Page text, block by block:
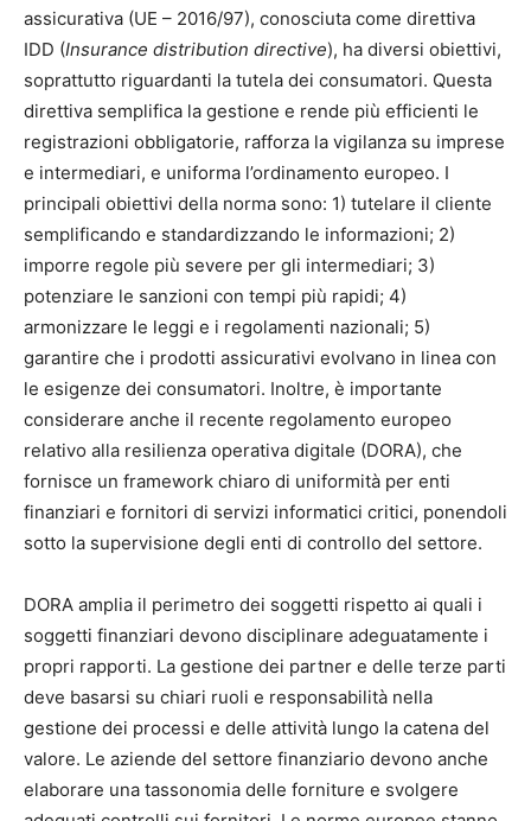
assicurativa (UE – 2016/97), conosciuta come direttiva
IDD (Insurance distribution directive), ha diversi obiettivi,
soprattutto riguardanti la tutela dei consumatori. Questa
direttiva semplifica la gestione e rende più efficienti le
registrazioni obbligatorie, rafforza la vigilanza su imprese
e intermediari, e uniforma l’ordinamento europeo. I
principali obiettivi della norma sono: 1) tutelare il cliente
semplificando e standardizzando le informazioni; 2)
imporre regole più severe per gli intermediari; 3)
potenziare le sanzioni con tempi più rapidi; 4)
armonizzare le leggi e i regolamenti nazionali; 5)
garantire che i prodotti assicurativi evolvano in linea con
le esigenze dei consumatori. Inoltre, è importante
considerare anche il recente regolamento europeo
relativo alla resilienza operativa digitale (DORA), che
fornisce un framework chiaro di uniformità per enti
finanziari e fornitori di servizi informatici critici, ponendoli
sotto la supervisione degli enti di controllo del settore.
DORA amplia il perimetro dei soggetti rispetto ai quali i
soggetti finanziari devono disciplinare adeguatamente i
propri rapporti. La gestione dei partner e delle terze parti
deve basarsi su chiari ruoli e responsabilità nella
gestione dei processi e delle attività lungo la catena del
valore. Le aziende del settore finanziario devono anche
elaborare una tassonomia delle forniture e svolgere